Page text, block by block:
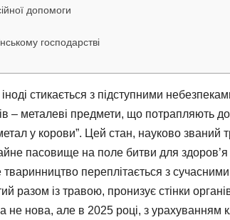
допомоги
господарстві
стикається з підступними
– металеві предмети, що потрапляють
у корови”. Цей стан, науково званий
пасовище на поле битви для
переплітається з
разом із травою, пронизує стінки
нова, але в 2025 році, з урахуванням